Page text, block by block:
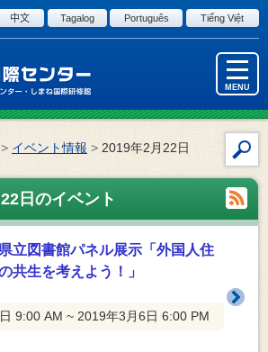
中文 Tagalog Português
Tiếng Việt
MENU
イ
ト
内
> イベント情報 >2019年2月22日
日のイベント
立図書館パネル展示「外国人住
共生を考えよう！」
9:00 AM ~ 2019年3月6日 6:00 PM